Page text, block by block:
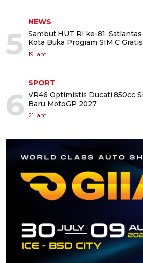
5
NEWS
Sambut HUT RI ke-81,
Kota Buka Program SIM C
19 jam
6
SPORT
VR46 Optimistis Ducati 850cc
Baru MotoGP 2027
21 jam